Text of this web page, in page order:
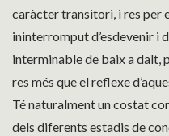
caràcter transitori, i res per
ininterromput d’esdevenir i
interminable de baix a dalt,
res més que el reflexe
Té naturalment un costat
dels diferents estadis de